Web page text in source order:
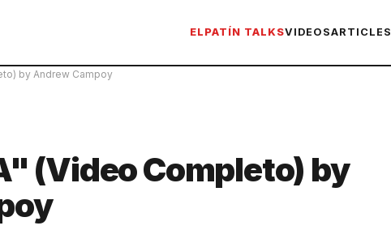
ELPATÍN TALKSVIDEOSARTICLES
by Andrew Campoy
(Video Completo) by